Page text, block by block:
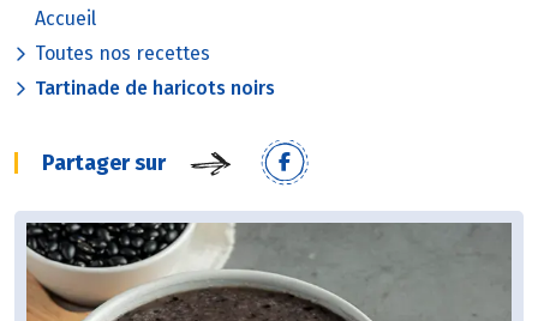
Accueil
Toutes nos recettes
Tartinade de haricots noirs
Partager sur